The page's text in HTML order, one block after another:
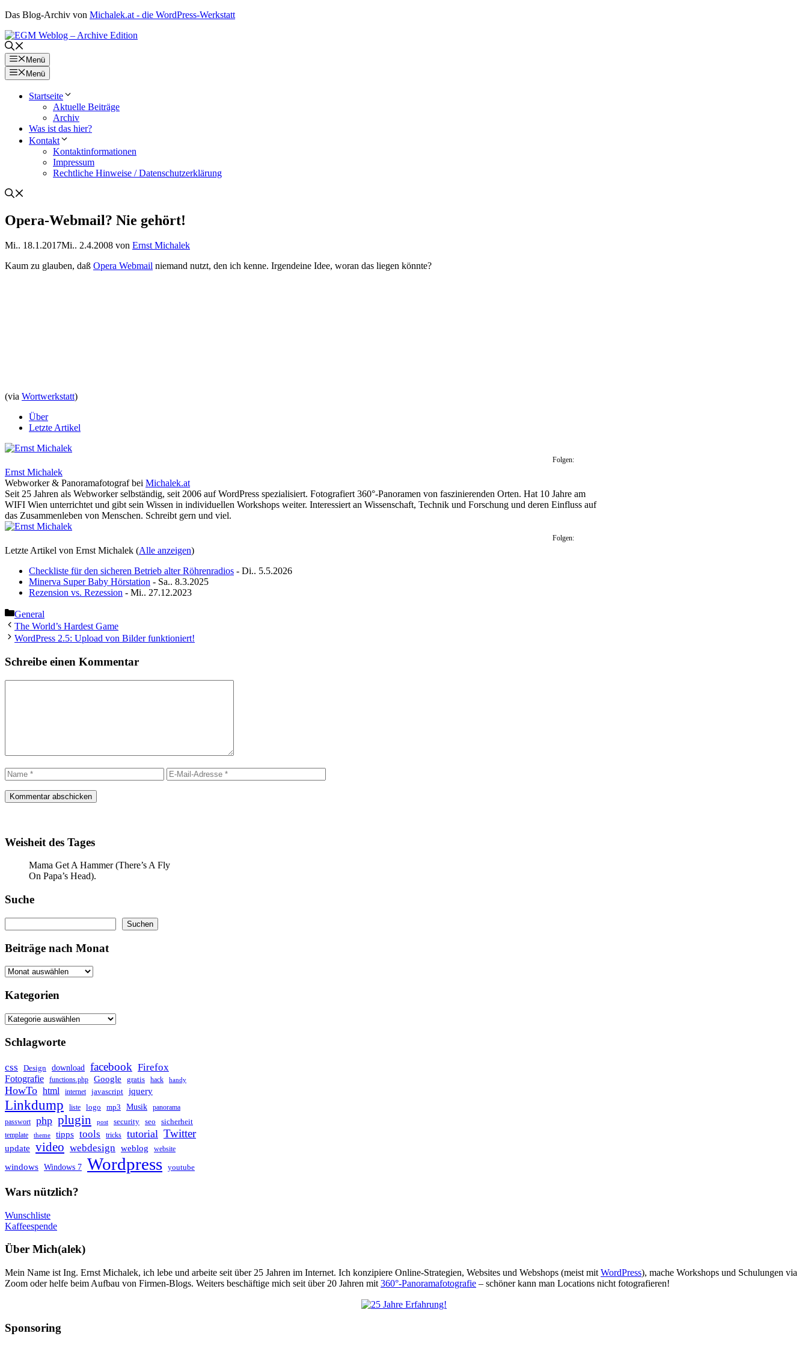
Zum
springen
Das Blog-Archiv von Michalek.at - die WordPress-Werkstatt
Menü
Menü
Startseite
Aktuelle Beiträge
Archiv
Was ist das hier?
Kontakt
Kontaktinformationen
Impressum
Rechtliche Hinweise / Datenschutzerklärung
Opera-Webmail? Nie gehört!
Mi.. 18.1.2017Mi.. 2.4.2008 von Ernst Michalek
Kaum zu glauben, daß Opera Webmail niemand nutzt, den ich kenne. Irgendeine Idee, woran das liegen könnte?
(via Wortwerkstatt)
Über
Letzte Artikel
Folgen:
Ernst Michalek
Webworker & Panoramafotografbei Michalek.at
Seit 25 Jahren als Webworker selbständig, seit 2006 auf WordPress spezialisiert. Fotografiert 360°-Panoramen von faszinierenden Orten. Hat 10 Jahre am
WIFI Wien unterrichtet und gibt sein Wissen in individuellen Workshops weiter. Interessiert an Wissenschaft, Technik und Forschung und deren Einfluss auf
das Zusammenleben von Menschen. Schreibt gern und viel.
Folgen:
Letzte Artikel von Ernst Michalek (Alle anzeigen)
Checkliste für den sicheren Betrieb alter Röhrenradios - Di.. 5.5.2026
Minerva Super Baby Hörstation - Sa.. 8.3.2025
Rezension vs. Rezession - Mi.. 27.12.2023
Kategorien
General
The World’s Hardest Game
WordPress 2.5: Upload von Bilder funktioniert!
Schreibe einen Kommentar
Name
E-
Mail-
Weisheit des Tages
Mama Get A Hammer (There’s A Fly
On Papa’s Head).
Suche
Suchen
Beiträge nach Monat
Kategorien
Schlagworte
css Design download facebook Firefox
Fotografie functions.php Google gratis hack handy
HowTo html internet javascript jquery
Linkdump liste logo mp3 Musik
panorama
passwort
php plugin post security seo sicherheit
template theme tipps tools tricks tutorial Twitter
update video webdesign weblog website
windows Windows 7 Wordpress youtube
Wars nützlich?
Wunschliste
Kaffeespende
Über Mich(alek)
Mein Name ist Ing. Ernst Michalek, ich lebe und arbeite seit über 25 Jahren im Internet. Ich konzipiere Online-Strategien, Websites und Webshops (meist mit WordPress), mache Workshops und Schulungen via
Zoom oder helfe beim Aufbau von Firmen-Blogs. Weiters beschäftige mich seit über 20 Jahren mit 360°-Panoramafotografie – schöner kann man Locations nicht fotografieren!
Sponsoring